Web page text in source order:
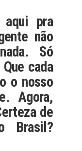
pra
não
Só
cada
o nosso
Agora,
de
Brasil?